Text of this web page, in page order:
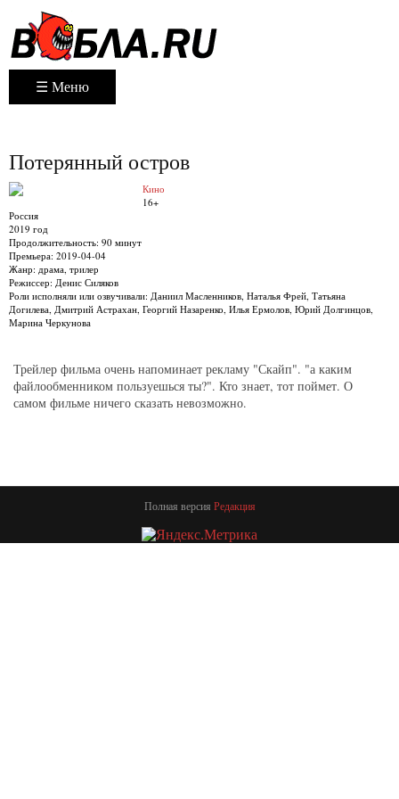
☰ Меню
Потерянный остров
Кино
16+
Россия
2019 год
Продолжительность: 90 минут
Премьера: 2019-04-04
Жанр: драма, трилер
Режиссер: Денис Силяков
Роли исполняли или озвучивали: Даниил Масленников, Наталья Фрей, Татьяна
Догилева, Дмитрий Астрахан, Георгий Назаренко, Илья Ермолов, Юрий Долгинцов,
Марина Черкунова
Трейлер фильма очень напоминает рекламу "Скайп". "а каким
файлообменником пользуешься ты?". Кто знает, тот поймет. О
самом фильме ничего сказать невозможно.
Полная версия Редакция